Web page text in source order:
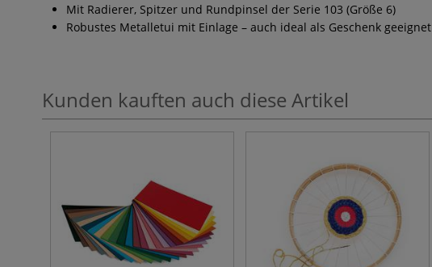
Mit Radierer, Spitzer und Rundpinsel der Serie 103 (Größe 6)
Robustes Metalletui mit Einlage – auch ideal als Geschenk geeignet
Kunden kauften auch diese Artikel